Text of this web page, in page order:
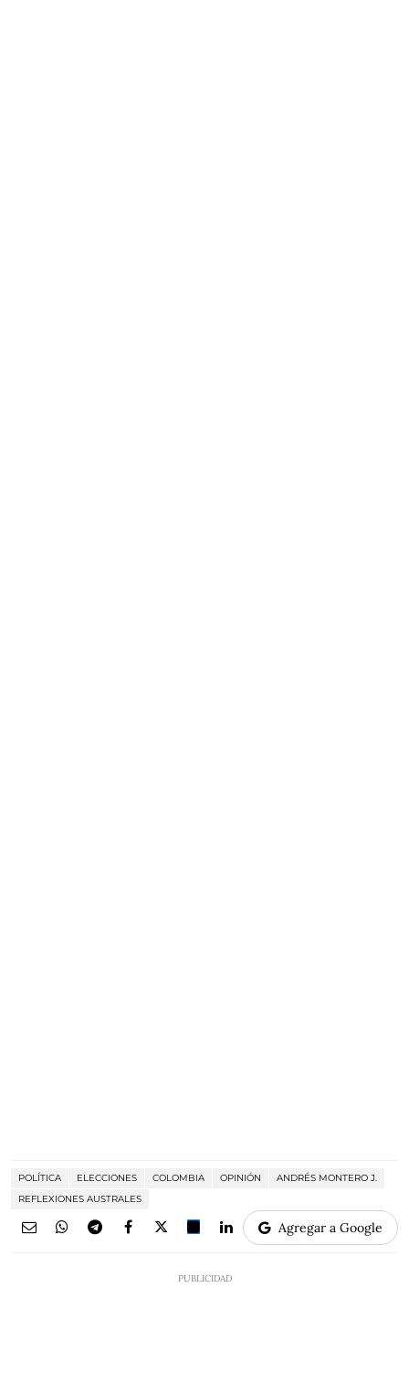
POLÍTICA ELECCIONES COLOMBIA OPINIÓN
ANDRÉS MONTERO J.
REFLEXIONES AUSTRALES
Agregar a Google